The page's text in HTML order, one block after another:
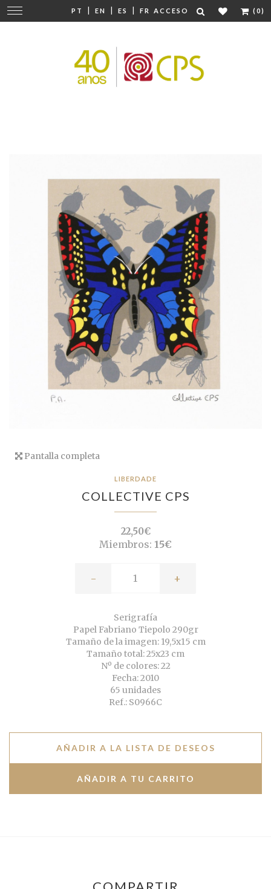
PT | EN | ES | FR ACCESO (0)
Cambiar
navegación
Pantalla completa
LIBERDADE
COLLECTIVE CPS
22,50€
Miembros: 15€
- +
Serigrafía
Papel Fabriano Tiepolo 290gr
Tamaño de la imagen: 19,5x15 cm
Tamaño total: 25x23 cm
Nº de colores: 22
Fecha: 2010
65 unidades
Ref.: S0966C
AÑADIR A LA LISTA DE DESEOS